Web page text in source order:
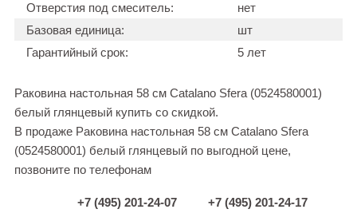
Отверстия под смеситель:
нет
Базовая единица:
шт
Гарантийный срок:
5 лет
Раковина настольная 58 см Catalano Sfera (0524580001)
белый глянцевый купить со скидкой.
В продаже Раковина настольная 58 см Catalano Sfera
(0524580001) белый глянцевый по выгодной цене,
позвоните по телефонам
+7 (495) 201-24-07 +7 (495) 201-24-17